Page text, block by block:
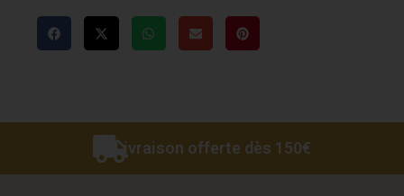
Livraison offerte dès 150€